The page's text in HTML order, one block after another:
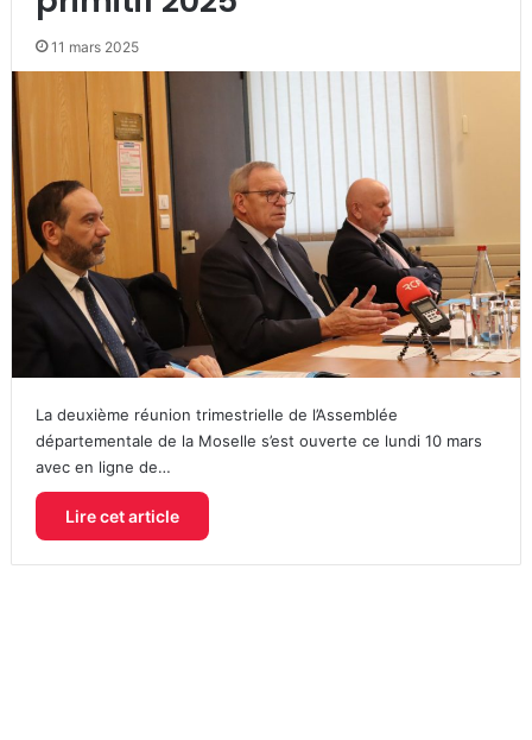
11 mars 2025
La deuxième réunion trimestrielle de l’Assemblée
départementale de la Moselle s’est ouverte ce lundi 10 mars
avec en ligne de…
Lire cet article